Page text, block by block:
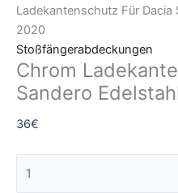
Ladekantenschutz Für
2020
Stoßfängerabdeckungen
Chrom
Sandero
36€